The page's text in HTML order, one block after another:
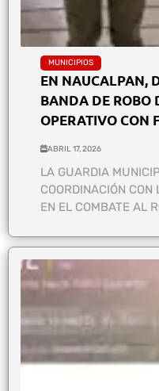
MUNICIPIOS
EN NAUCALPAN,
BANDA DE ROBO
OPERATIVO CON
ABRIL 17, 2026
LA GUARDIA
COORDINACIÓN
EN EL COMBATE AL